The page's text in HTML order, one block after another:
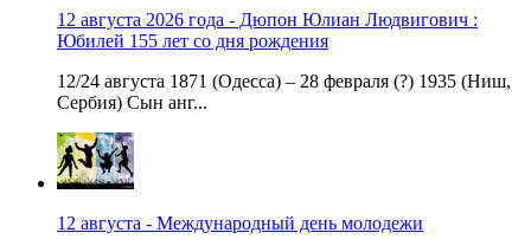
12 августа 2026 года - Дюпон Юлиан Людвигович :
Юбилей 155 лет со дня рождения
12/24 августа 1871 (Одесса) – 28 февраля (?) 1935 (Ниш,
Сербия) Сын анг...
12 августа - Международный день молодежи